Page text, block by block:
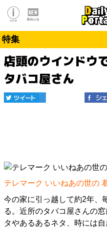
特集
店頭のウインドウ
タバコ屋さん
テレマーク いいねあの世の
今の家に引っ越して約2年、
る。近所のタバコ屋さんの
タやあるあるネタ、時には